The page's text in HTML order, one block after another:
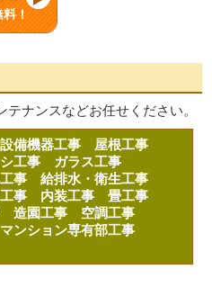
ナンスなどお任せください。
設備機器工事 屋根工事
工事 ガラス工事
工事給排水・衛生工事
工事 内装工事畳工事
造園工事 空調工事
マンション専有部工事